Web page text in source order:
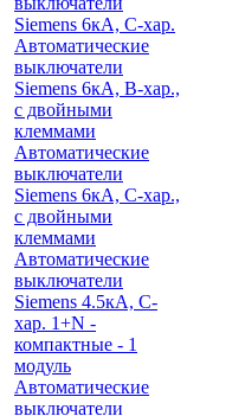
Siemens 6кА, С-хар.
Автоматические
выключатели
Siemens 6кА, B-хар.,
с двойными
клеммами
Автоматические
выключатели
Siemens 6кА, C-хар.,
с двойными
клеммами
Автоматические
выключатели
Siemens 4.5кА, C-
хар. 1+N -
компактные - 1
модуль
Автоматические
выключатели